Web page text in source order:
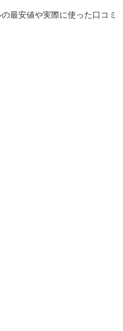
最安値や実際に使った口コミ